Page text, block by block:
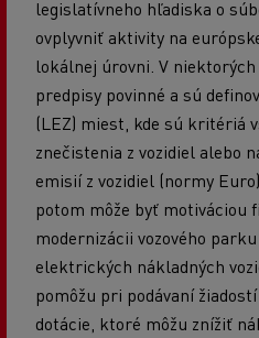
legislatívneho hľadiska o
ovplyvniť aktivity na
lokálnej úrovni. V
predpisy povinné a sú
(LEZ) miest, kde sú kritériá
znečistenia z vozidiel alebo
emisií z vozidiel (normy
potom môže byť motiváciou
modernizácii vozového
elektrických nákladných
pomôžu pri podávaní
dotácie, ktoré môžu znížiť